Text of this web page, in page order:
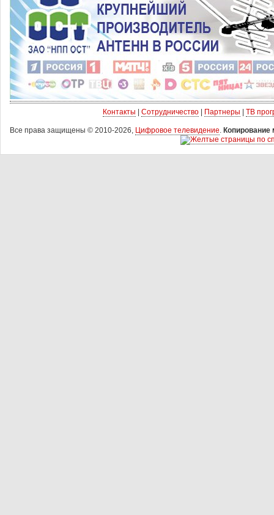
Контакты Сотрудничество| Партнеры ТВ
Все права защищены © 2010-2026, Цифровое телевидение. Копирование